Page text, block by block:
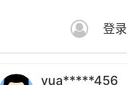
登录
yua*****456